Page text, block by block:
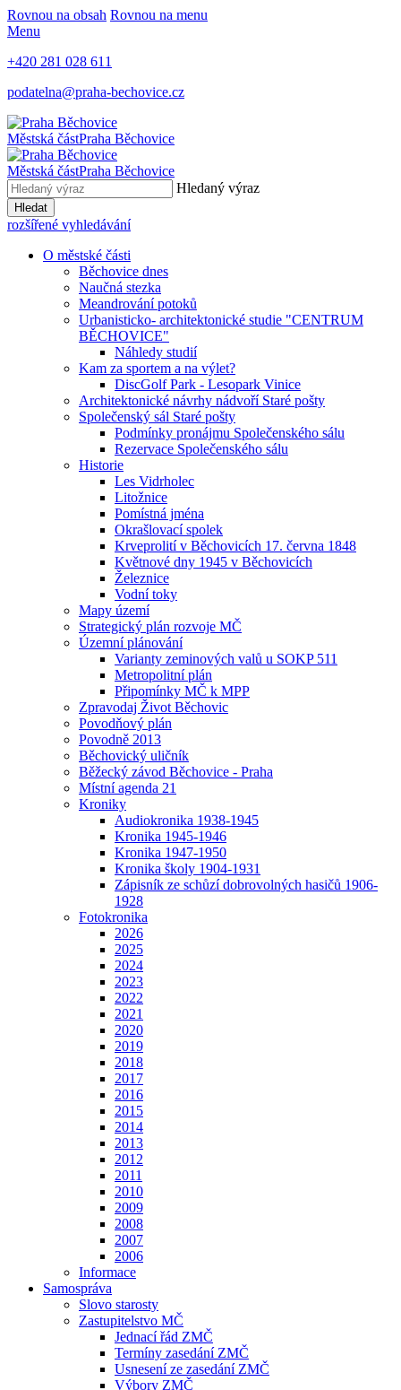
Rovnou na obsah Rovnou na menu
Menu
+420 281 028 611
podatelna@praha-bechovice.cz
Městská částPraha Běchovice
Městská částPraha Běchovice
Hledaný výraz
Hledat
rozšířené vyhledávání
O městské části
Běchovice dnes
Naučná stezka
Meandrování potoků
Urbanisticko- architektonické studie "CENTRUM
BĚCHOVICE"
Náhledy studií
Kam za sportem a na výlet?
DiscGolf Park - Lesopark Vinice
Architektonické návrhy nádvoří Staré pošty
Společenský sál Staré pošty
Podmínky pronájmu Společenského sálu
Rezervace Společenského sálu
Historie
Les Vidrholec
Litožnice
Pomístná jména
Okrašlovací spolek
Krveprolití v Běchovicích 17. června 1848
Květnové dny 1945 v Běchovicích
Železnice
Vodní toky
Mapy území
Strategický plán rozvoje MČ
Územní plánování
Varianty zeminových valů u SOKP 511
Metropolitní plán
Připomínky MČ k MPP
Zpravodaj Život Běchovic
Povodňový plán
Povodně 2013
Běchovický uličník
Běžecký závod Běchovice - Praha
Místní agenda 21
Kroniky
Audiokronika 1938-1945
Kronika 1945-1946
Kronika 1947-1950
Kronika školy 1904-1931
Zápisník ze schůzí dobrovolných hasičů 1906-
1928
Fotokronika
2026
2025
2024
2023
2022
2021
2020
2019
2018
2017
2016
2015
2014
2013
2012
2011
2010
2009
2008
2007
2006
Informace
Samospráva
Slovo starosty
Zastupitelstvo MČ
Jednací řád ZMČ
Termíny zasedání ZMČ
Usnesení ze zasedání ZMČ
Výbory ZMČ